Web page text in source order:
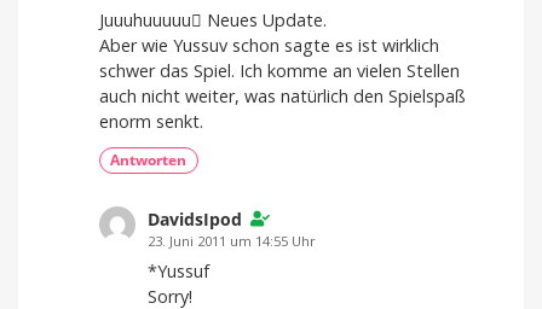
Juuuhuuuuu Neues Update.
Aber wie Yussuv schon sagte es ist wirklich
schwer das Spiel. Ich komme an vielen Stellen
auch nicht weiter, was natürlich den Spielspaß
enorm senkt.
Antworten
DavidsIpod
23. Juni 2011 um 14:55 Uhr
*Yussuf
Sorry!